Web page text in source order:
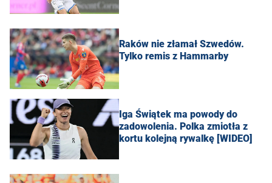
Raków nie złamał Szwedów.
Tylko remis z Hammarby
Iga Świątek ma powody do
zadowolenia. Polka zmiotła z
kortu kolejną rywalkę [WIDEO]